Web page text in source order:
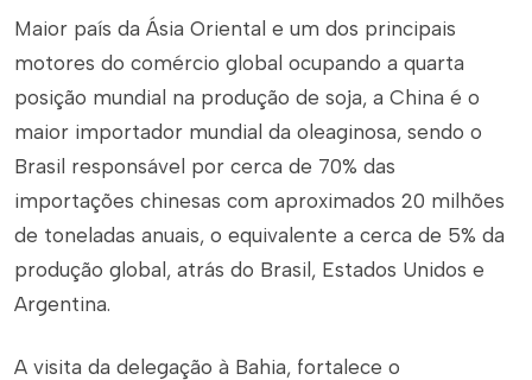
Maior país da Ásia Oriental e um dos principais
motores do comércio global ocupando a quarta
posição mundial na produção de soja, a China é o
maior importador mundial da oleaginosa, sendo o
Brasil responsável por cerca de 70% das
importações chinesas com aproximados 20 milhões
de toneladas anuais, o equivalente a cerca de 5% da
produção global, atrás do Brasil, Estados Unidos e
Argentina.
A visita da delegação à Bahia, fortalece o